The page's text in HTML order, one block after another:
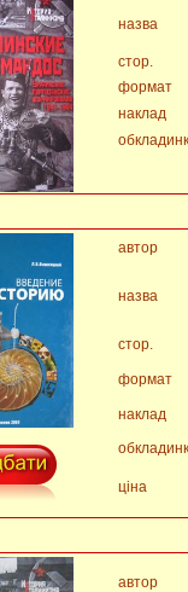
назва
стор.
формат
наклад
автор
назва
стор.
формат
наклад
ціна
автор